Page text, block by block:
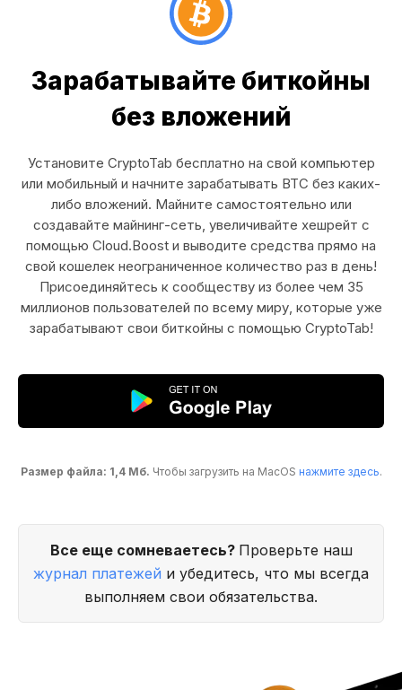
Зарабатывайте биткойны
без вложений
Установите CryptoTab бесплатно на свой компьютер
или мобильный и начните зарабатывать BTC без каких-
либо вложений. Майните самостоятельно или
создавайте майнинг-сеть, увеличивайте хешрейт с
помощью Cloud.Boost и выводите средства прямо на
свой кошелек неограниченное количество раз в день!
Присоединяйтесь к сообществу из более чем 35
миллионов пользователей по всему миру, которые уже
зарабатывают свои биткойны с помощью CryptoTab!
Размер файла: 1,4 Мб. Чтобы загрузить на MacOS нажмите здесь.
Все еще сомневаетесь? Проверьте наш
журнал платежей и убедитесь, что мы всегда
выполняем свои обязательства.